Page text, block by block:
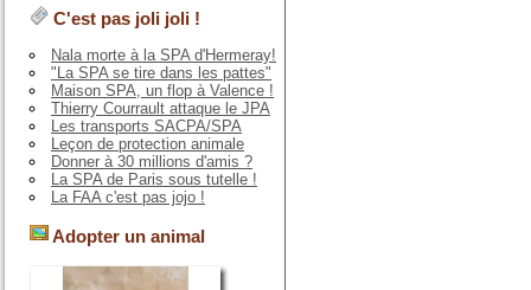
C'est pas joli joli !
Nala morte à la SPA d'Hermeray!
"La SPA se tire dans les pattes"
Maison SPA, un flop à Valence !
Thierry Courrault attaque le JPA
Les transports SACPA/SPA
Leçon de protection animale
Donner à 30 millions d'amis ?
La SPA de Paris sous tutelle !
La FAA c'est pas jojo !
Adopter un animal